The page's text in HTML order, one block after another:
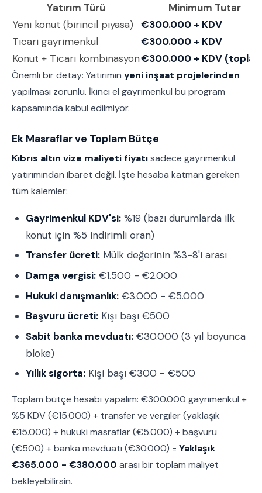
Yatırım Türü
Minimum Tutar
Yeni konut (birincil piyasa)
€300.000 + KDV
Ticari gayrimenkul
€300.000 + KDV
Konut + Ticari kombinasyon€300.000 + KDV
Önemli bir detay: Yatırımın yeni inşaat projelerinden
yapılması zorunlu. İkinci el gayrimenkul bu program
kapsamında kabul edilmiyor.
Ek Masraflar ve Toplam Bütçe
Kıbrıs altın vize maliyeti fiyatısadece gayrimenkul
yatırımından ibaret değil. İşte hesaba katman gereken
tüm kalemler:
Gayrimenkul KDV'si: %19 (bazı durumlarda ilk
konut için %5 indirimli oran)
Transfer ücreti: Mülk değerinin %3-8'i arası
Damga vergisi: €1.500 - €2.000
Hukuki danışmanlık: €3.000 - €5.000
Başvuru ücreti: Kişi başı €500
Sabit banka mevduatı: €30.000 (3 yıl boyunca
bloke)
Yıllık sigorta: Kişi başı €300 - €500
Toplam bütçe hesabı yapalım: €300.000 gayrimenkul +
%5 KDV (€15.000) + transfer ve vergiler (yaklaşık
€15.000) + hukuki masraflar (€5.000) + başvuru
(€500) + banka mevduatı (€30.000) = Yaklaşık
€365.000 - €380.000 arası bir toplam maliyet
bekleyebilirsin.